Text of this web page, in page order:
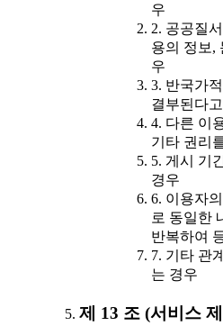
우
2. 공공질
용의 정보,
우
3. 반국가
결부된다
4. 다른 이
기타 권리
5. 게시 기
경우
6. 이용자
로 동일한
반복하여
7. 기타 관
는 경우
제 13 조 (서비스